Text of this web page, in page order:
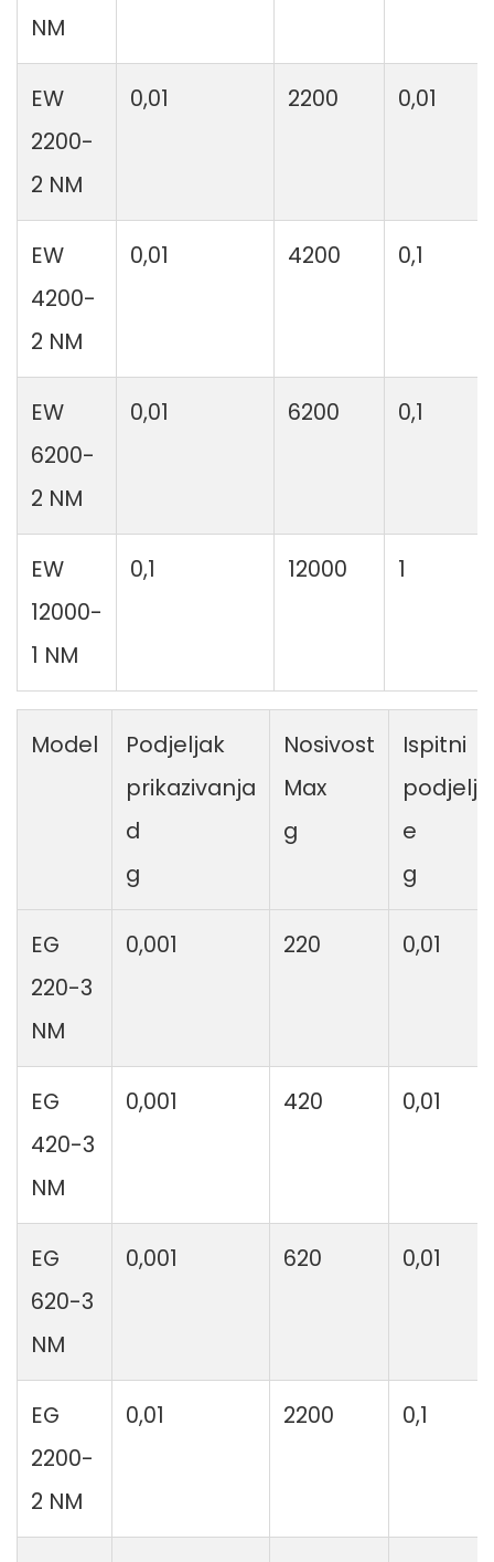
NM
EW
2200-
2 NM
0,01 2200 0,01
EW
4200-
2 NM
0,01 4200 0,1
EW
6200-
2 NM
0,01 6200 0,1
EW
12000-
1 NM
0,1 12000 1
Model
Podjeljak
prikazivanja
d
g
Nosivost
Max
g
Ispitni
e
g
EG
220-3
NM
0,001 220 0,01
EG
420-3
NM
0,001 420 0,01
EG
620-3
NM
0,001 620 0,01
EG
2200-
2 NM
0,01 2200 0,1